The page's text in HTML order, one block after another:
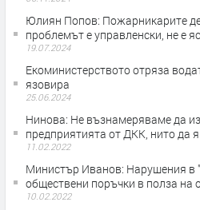
Юлиян Попов: Пожарникарите
проблемът е управленски, не е
19.07.2024
Екоминистерството отряза
язовира
25.06.2024
Нинова: Не възнамеряваме да
предприятията от ДKK, нито да
11.02.2022
Министър Иванов: Нарушения в
обществени поръчки в полза на
10.02.2022